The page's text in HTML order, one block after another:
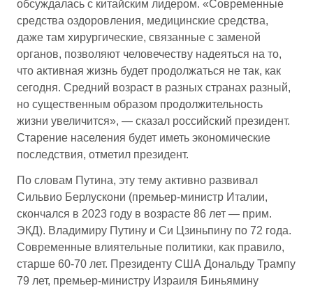
обсуждалась с китайским лидером. «Современные
средства оздоровления, медицинские средства,
даже там хирургические, связанные с заменой
органов, позволяют человечеству надеяться на то,
что активная жизнь будет продолжаться не так, как
сегодня. Средний возраст в разных странах разный,
но существенным образом продолжительность
жизни увеличится», — сказал российский президент.
Старение населения будет иметь экономические
последствия, отметил президент.
По словам Путина, эту тему активно развивал
Сильвио Берлускони (премьер-министр Италии,
скончался в 2023 году в возрасте 86 лет — прим.
ЭКД). Владимиру Путину и Си Цзиньпину по 72 года.
Современные влиятельные политики, как правило,
старше 60-70 лет. Президенту США Дональду Трампу
79 лет, премьер-министру Израиля Биньямину